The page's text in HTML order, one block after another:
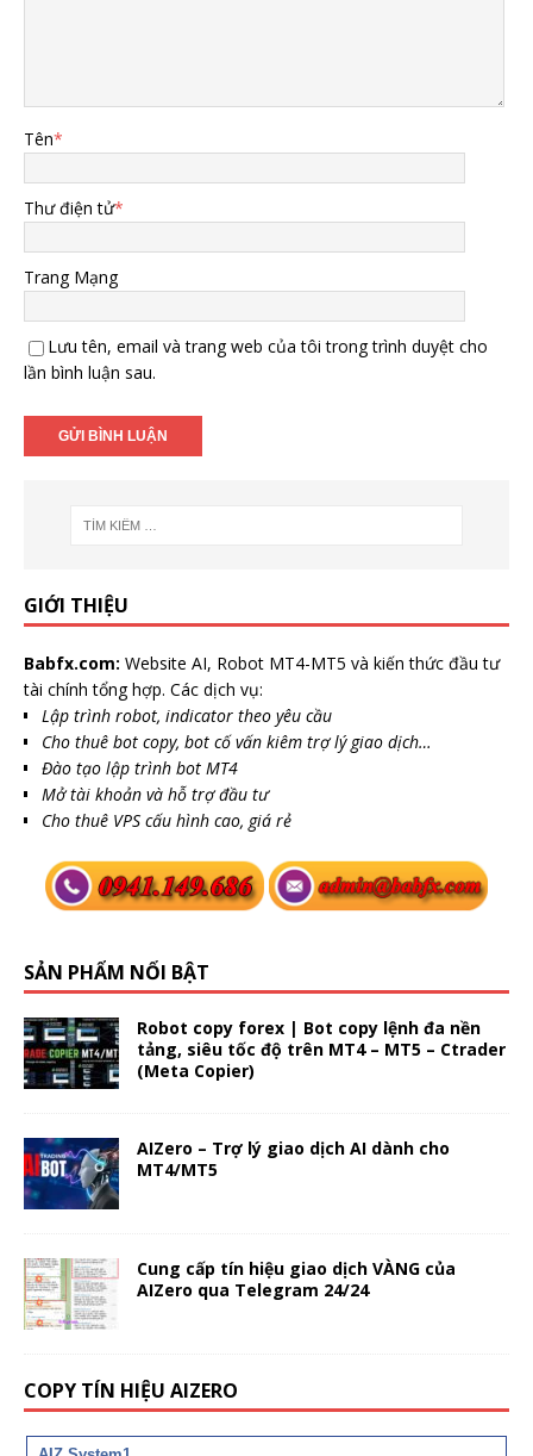
Tên*
Thư điện tử*
Trang Mạng
Lưu tên, email và trang web của tôi trong trình duyệt cho
lần bình luận sau.
GIỚI THIỆU
Babfx.com: Website AI, Robot MT4-MT5 và kiến thức đầu tư
tài chính tổng hợp. Các dịch vụ:
Lập trình robot, indicator theo yêu cầu
Cho thuê bot copy, bot cố vấn kiêm trợ lý giao dịch…
Đào tạo lập trình bot MT4
Mở tài khoản và hỗ trợ đầu tư
Cho thuê VPS cấu hình cao, giá rẻ
SẢN PHẨM NỔI BẬT
Robot copy forex | Bot copy lệnh đa nền
tảng, siêu tốc độ trên MT4 – MT5 – Ctrader
(Meta Copier)
AIZero – Trợ lý giao dịch AI dành cho
MT4/MT5
Cung cấp tín hiệu giao dịch VÀNG của
AIZero qua Telegram 24/24
COPY TÍN HIỆU AIZERO